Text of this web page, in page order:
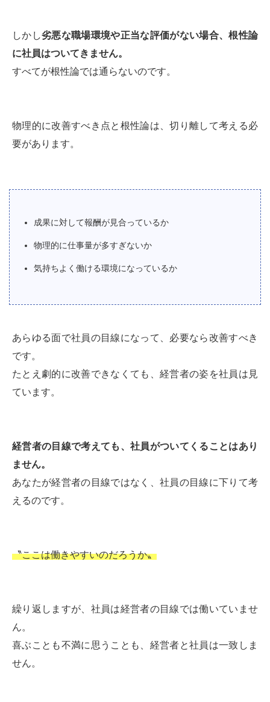
しかし劣悪な職場環境や正当な評価がない場合、根性論
に社員はついてきません。
すべてが根性論では通らないのです。
物理的に改善すべき点と根性論は、切り離して考える必
要があります。
成果に対して報酬が見合っているか
物理的に仕事量が多すぎないか
気持ちよく働ける環境になっているか
あらゆる面で社員の目線になって、必要なら改善すべき
です。
たとえ劇的に改善できなくても、経営者の姿を社員は見
ています。
経営者の目線で考えても、社員がついてくることはあり
ません。
あなたが経営者の目線ではなく、社員の目線に下りて考
えるのです。
〝ここは働きやすいのだろうか〟
繰り返しますが、社員は経営者の目線では働いていませ
ん。
喜ぶことも不満に思うことも、経営者と社員は一致しま
せん。